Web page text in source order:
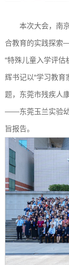
本次大会，南
合教育的实践探索
“特殊儿童入学评估
辉书记以“学习教育
题，东莞市残疾人
——东莞玉兰实验幼
旨报告。